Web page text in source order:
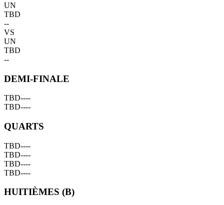
UN
TBD
--
VS
UN
TBD
--
DEMI-FINALE
TBD----
TBD----
QUARTS
TBD----
TBD----
TBD----
TBD----
HUITIÈMES (B)